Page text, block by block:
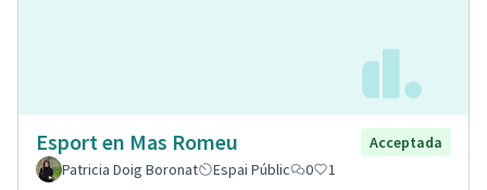
Esport en Mas Romeu
Acceptada
Patricia Doig Boronat
Espai Públic 0 1